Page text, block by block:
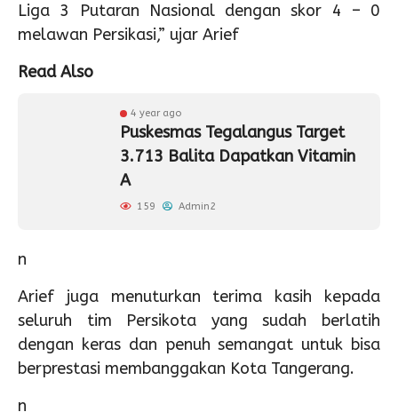
Liga 3 Putaran Nasional dengan skor 4 – 0
melawan Persikasi,” ujar Arief
Read Also
4 year ago
Puskesmas Tegalangus Target
3.713 Balita Dapatkan Vitamin
A
159 Admin2
n
Arief juga menuturkan terima kasih kepada
seluruh tim Persikota yang sudah berlatih
dengan keras dan penuh semangat untuk bisa
berprestasi membanggakan Kota Tangerang.
n